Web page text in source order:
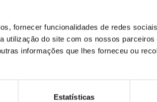
fornecer funcionalidades de redes
utilização do site com os nossos
informações que lhes forneceu ou
Estatísticas
o Padre Geral recordou de modo
sua profissão e viveram antes de ser
de visitar o templo hindu
convento capuchinho